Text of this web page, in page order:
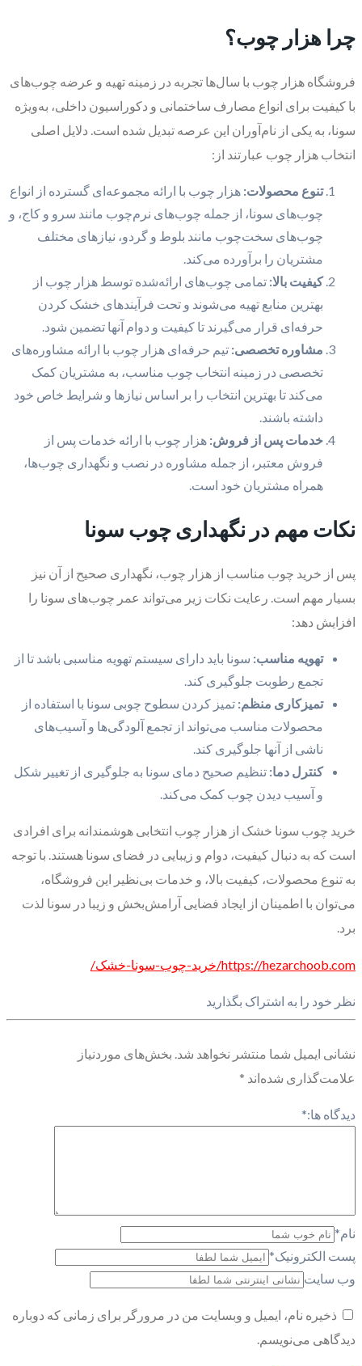
چرا هزار چوب؟
فروشگاه هزار چوب با سال‌ها تجربه در زمینه تهیه و عرضه چوب‌های
با کیفیت برای انواع مصارف ساختمانی و دکوراسیون داخلی، به‌ویژه
سونا، به یکی از نام‌آوران این عرصه تبدیل شده است. دلایل اصلی
انتخاب هزار چوب عبارتند از:
تنوع محصولات: هزار چوب با ارائه مجموعه‌ای گسترده از انواع
چوب‌های سونا، از جمله چوب‌های نرم‌چوب مانند سرو و کاج، و
چوب‌های سخت‌چوب مانند بلوط و گردو، نیازهای مختلف
مشتریان را برآورده می‌کند.
کیفیت بالا: تمامی چوب‌های ارائه‌شده توسط هزار چوب از
بهترین منابع تهیه می‌شوند و تحت فرآیندهای خشک کردن
حرفه‌ای قرار می‌گیرند تا کیفیت و دوام آنها تضمین شود.
مشاوره تخصصی: تیم حرفه‌ای هزار چوب با ارائه مشاوره‌های
تخصصی در زمینه انتخاب چوب مناسب، به مشتریان کمک
می‌کند تا بهترین انتخاب را بر اساس نیازها و شرایط خاص خود
داشته باشند.
خدمات پس از فروش: هزار چوب با ارائه خدمات پس از
فروش معتبر، از جمله مشاوره در نصب و نگهداری چوب‌ها،
همراه مشتریان خود است.
نکات مهم در نگهداری چوب سونا
پس از خرید چوب مناسب از هزار چوب، نگهداری صحیح از آن نیز
بسیار مهم است. رعایت نکات زیر می‌تواند عمر چوب‌های سونا را
افزایش دهد:
تهویه مناسب: سونا باید دارای سیستم تهویه مناسبی باشد تا از
تجمع رطوبت جلوگیری کند.
تمیزکاری منظم: تمیز کردن سطوح چوبی سونا با استفاده از
محصولات مناسب می‌تواند از تجمع آلودگی‌ها و آسیب‌های
ناشی از آنها جلوگیری کند.
کنترل دما: تنظیم صحیح دمای سونا به جلوگیری از تغییر شکل
و آسیب دیدن چوب کمک می‌کند.
خرید چوب سونا خشک از هزار چوب انتخابی هوشمندانه برای افرادی
است که به دنبال کیفیت، دوام و زیبایی در فضای سونا هستند. با توجه
به تنوع محصولات، کیفیت بالا، و خدمات بی‌نظیر این فروشگاه،
می‌توان با اطمینان از ایجاد فضایی آرامش‌بخش و زیبا در سونا لذت
برد.
https://hezarchoob.com/خرید-چوب-سونا-خشک/
نظر خود را به اشتراک بگذارید
نشانی ایمیل شما منتشر نخواهد شد. بخش‌های موردنیاز
علامت‌گذاری شده‌اند *
دیدگاه ها:*
نام*
پست الکترونیک*
وب سایت
ذخیره نام، ایمیل و وبسایت من در مرورگر برای زمانی که دوباره
دیدگاهی می‌نویسم.